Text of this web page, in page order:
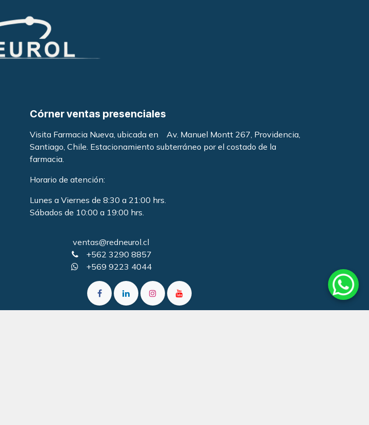
ventas@redneurol.cl
+562 3290 8857
+569 9223 4044
Córner ventas presenciales
Visita Farmacia Nueva, ubicada en Av. Manuel Montt 267, Providencia,
Santiago, Chile. Estacionamiento subterráneo por el costado de la
farmacia
Horario de atención:
Lunes a Viernes de 8:30 a 21:00 hrs.
Sábados de 10:00 a 19:00 hrs.